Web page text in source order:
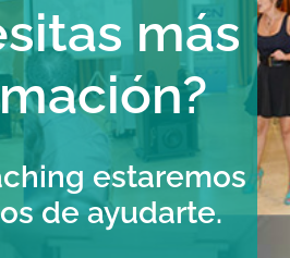
más
estaremos
de ayudarte.